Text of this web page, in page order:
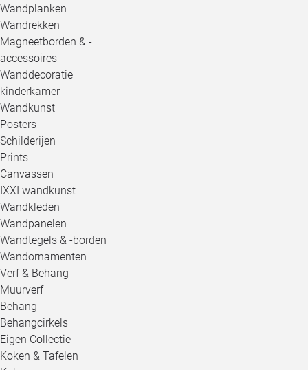
Wandplanken
Wandrekken
Magneetborden & -
accessoires
Wanddecoratie
kinderkamer
Wandkunst
Posters
Schilderijen
Prints
Canvassen
IXXI wandkunst
Wandkleden
Wandpanelen
Wandtegels & -borden
Wandornamenten
Verf & Behang
Muurverf
Behang
Behangcirkels
Eigen Collectie
Koken & Tafelen